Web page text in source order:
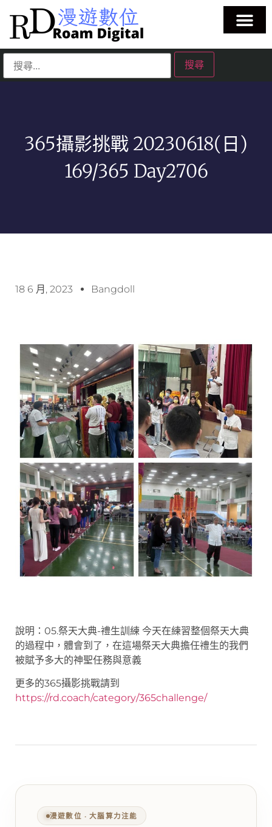
365攝影挑戰 20230618(日)
169/365 Day2706
18 6 月, 2023 Bangdoll
說明：05.祭天大典-禮生訓練 今天在練習整個祭天大典
的過程中，體會到了，在這場祭天大典擔任禮生的我們
被賦予多大的神聖任務與意義
更多的365攝影挑戰請到
https://rd.coach/category/365challenge/
漫遊數位 ‧ 大腦算力注能